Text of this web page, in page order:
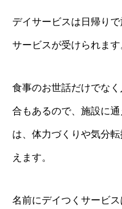
デイサービスは日帰り
サービスが受けられます
食事のお世話だけでな
合もあるので、施設に
は、体力づくりや気分
えます。
名前にデイつくサービ